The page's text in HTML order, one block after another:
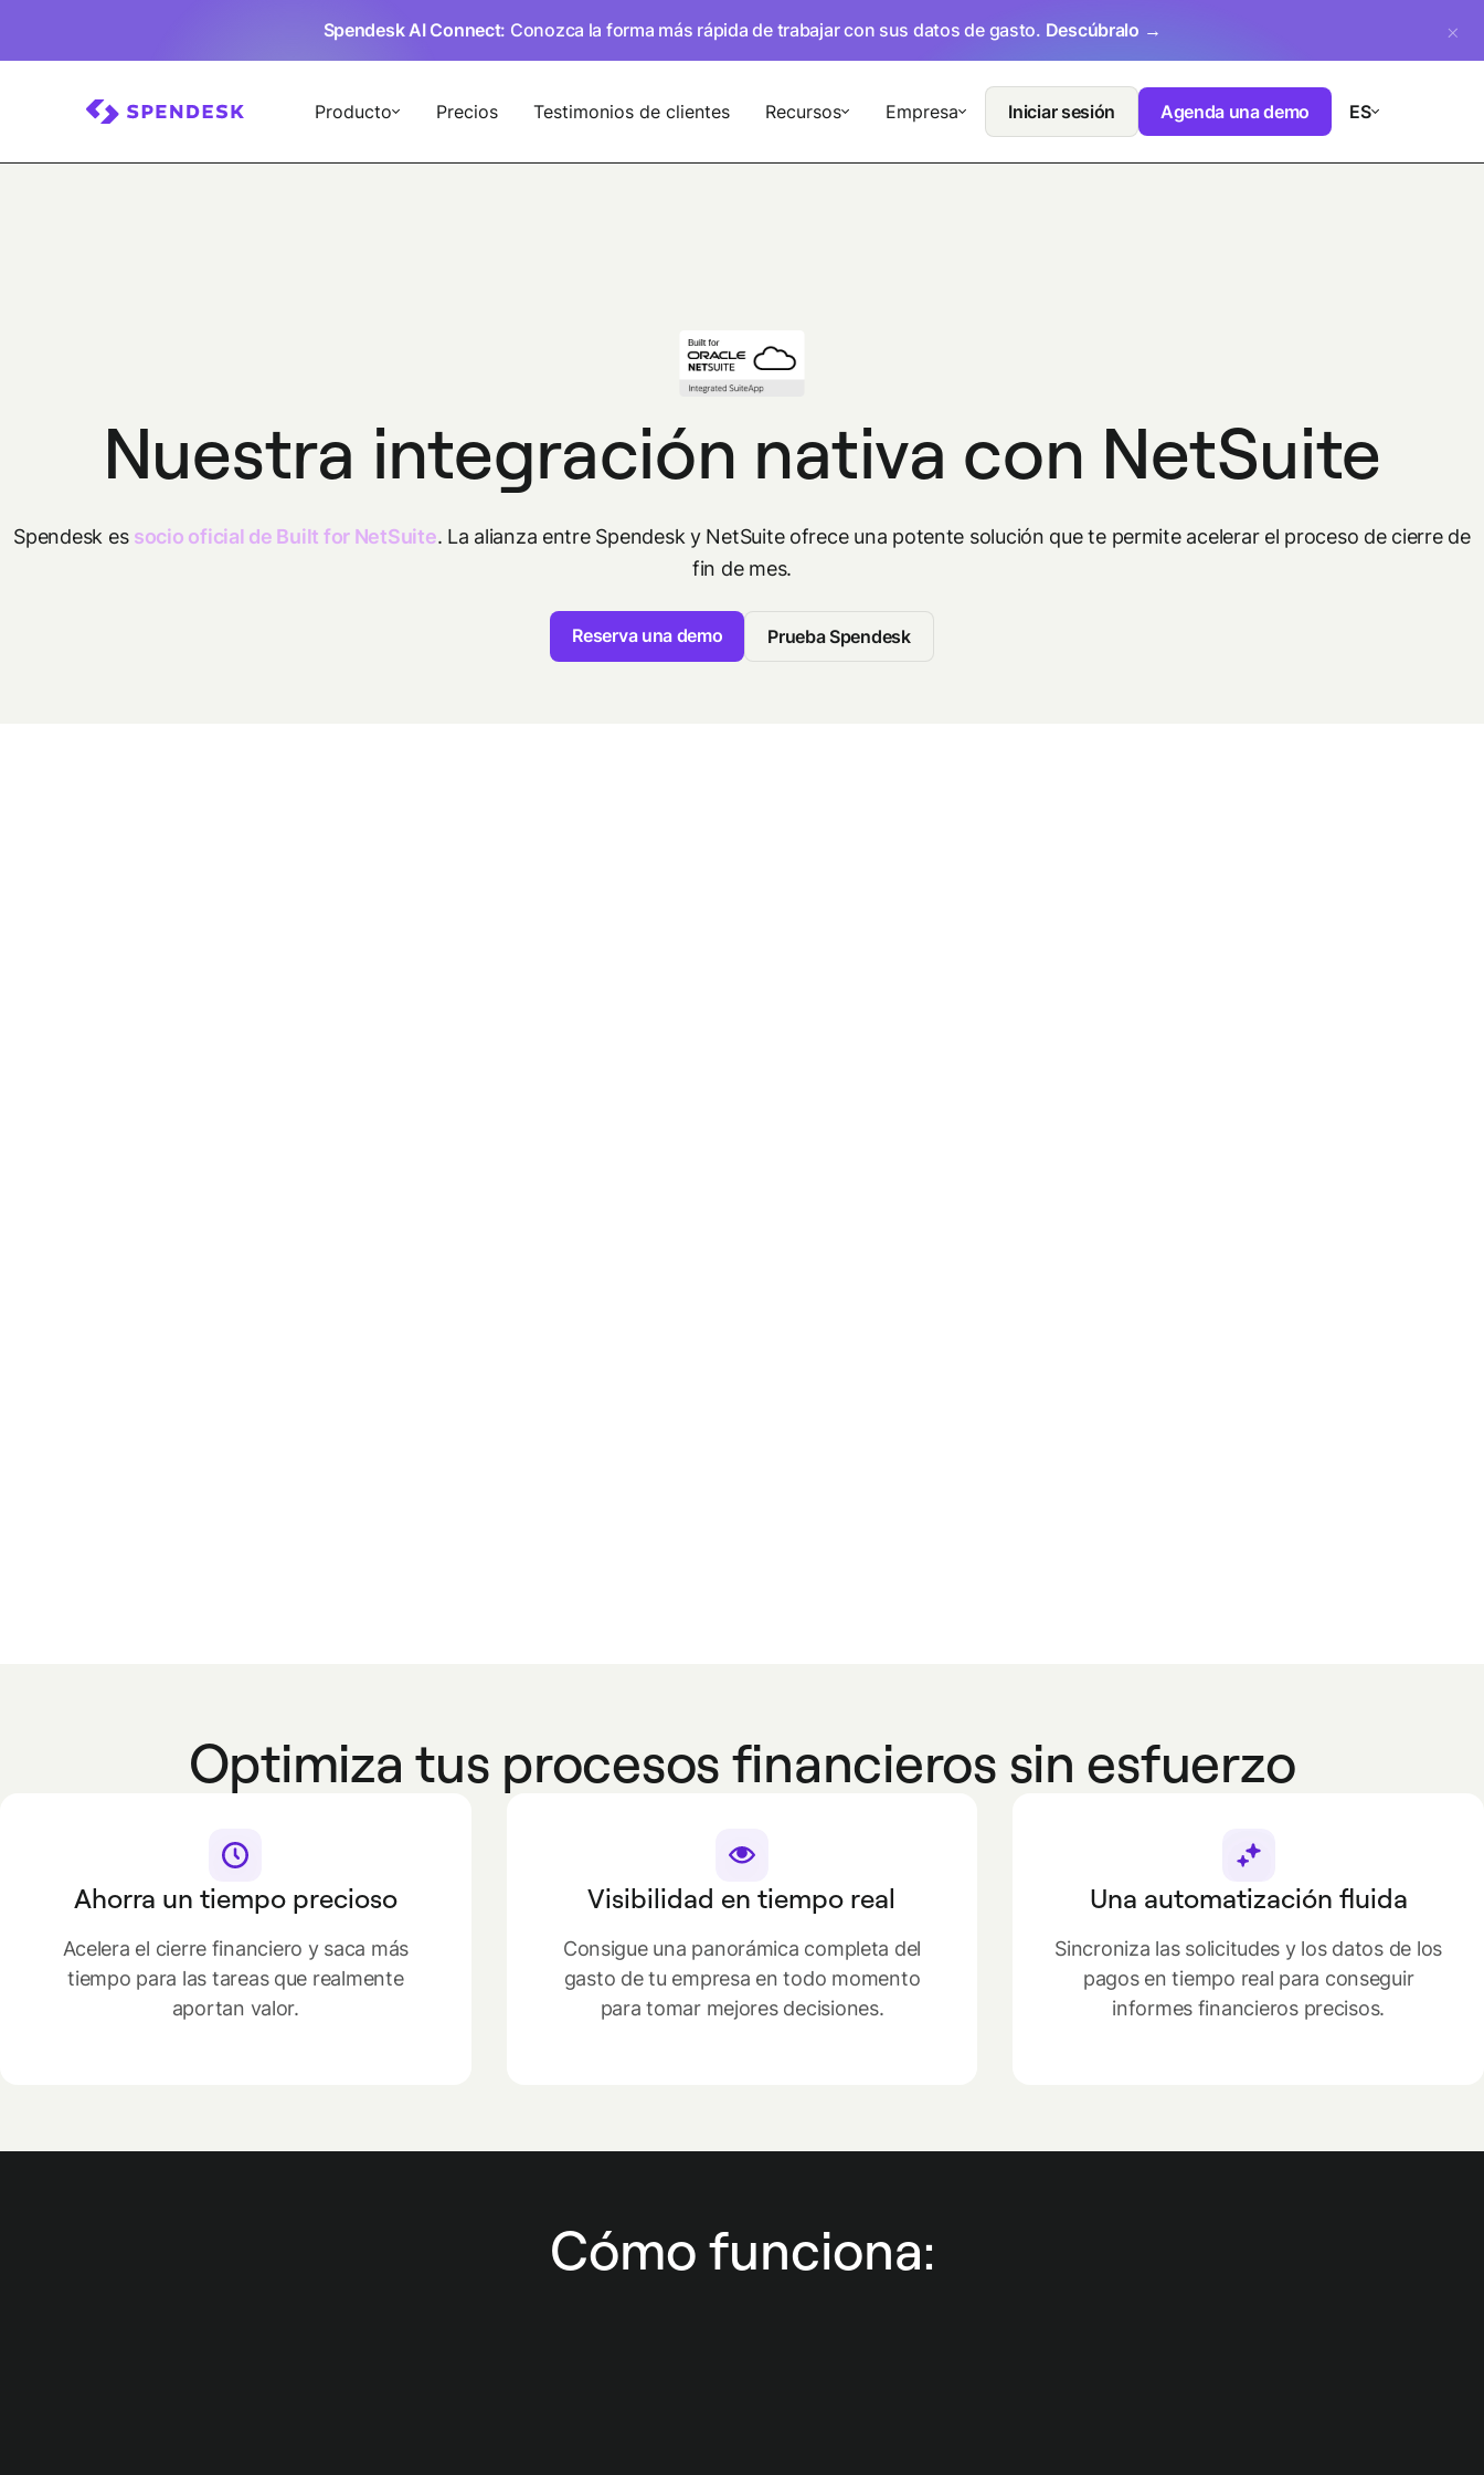
Spendesk AI Connect: Conozca la forma más rápida de trabajar con sus datos de gasto. Descúbralo →
Producto Precios Testimonios de clientes Recursos Empresa Iniciar sesión Agenda una demo ES
Nuestra integración nativa con NetSuite
Spendesk es socio oficial de Built for NetSuite. La alianza entre Spendesk y NetSuite ofrece una potente solución que te permite acelerar el proceso de cierre de
fin de mes.
Reserva una demo Prueba Spendesk
Optimiza tus procesos financieros sin esfuerzo
Ahorra un tiempo precioso
Acelera el cierre financiero y saca más
tiempo para las tareas que realmente
aportan valor.
Visibilidad en tiempo real
Consigue una panorámica completa del
gasto de tu empresa en todo momento
para tomar mejores decisiones.
Una automatización fluida
Sincroniza las solicitudes y los datos de los
pagos en tiempo real para conseguir
informes financieros precisos.
Cómo funciona: